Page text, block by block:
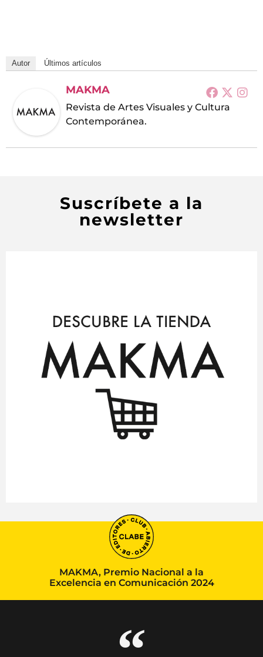
Autor Últimos artículos
MAKMA
Revista de Artes Visuales y Cultura
Contemporánea.
Suscríbete a la
newsletter
MAKMA, Premio Nacional a la
Excelencia en Comunicación 2024